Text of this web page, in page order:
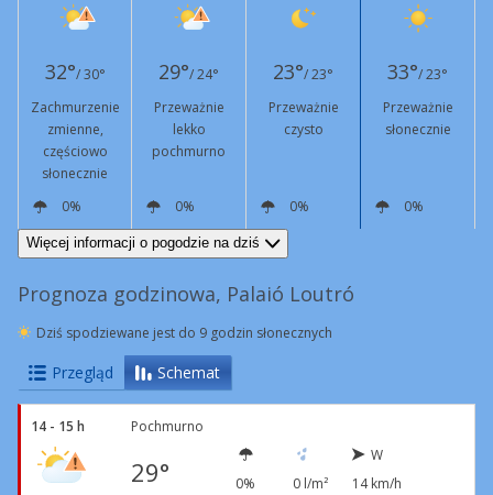
32°/ 30° 29°/ 24° 23°/ 23° 33°/ 23°
Zachmurzenie
zmienne,
częściowo
słonecznie
Przeważnie
lekko
pochmurno
Przeważnie
czysto
Przeważnie
słonecznie
0% 0% 0%
0%
W
11 km/h W
7 km/h
Więcej informacji o pogodzie na dziś
Prognoza godzinowa, Palaió Loutró
Dziś spodziewane jest do 9 godzin słonecznych
Przegląd Schemat
14 - 15 h Pochmurno
29° 0% 0 l/m²
W
14 km/h